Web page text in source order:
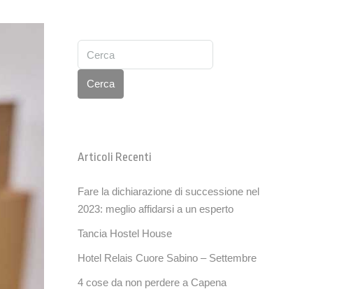
Cerca
Articoli Recenti
Fare la dichiarazione di successione nel
2023: meglio affidarsi a un esperto
Tancia Hostel House
Hotel Relais Cuore Sabino – Settembre
4 cose da non perdere a Capena